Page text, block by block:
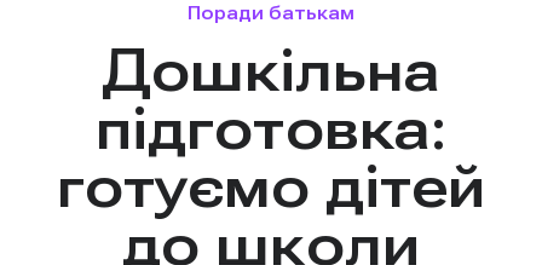
Поради батькам
Дошкільна
підготовка:
готуємо дітей
до школи